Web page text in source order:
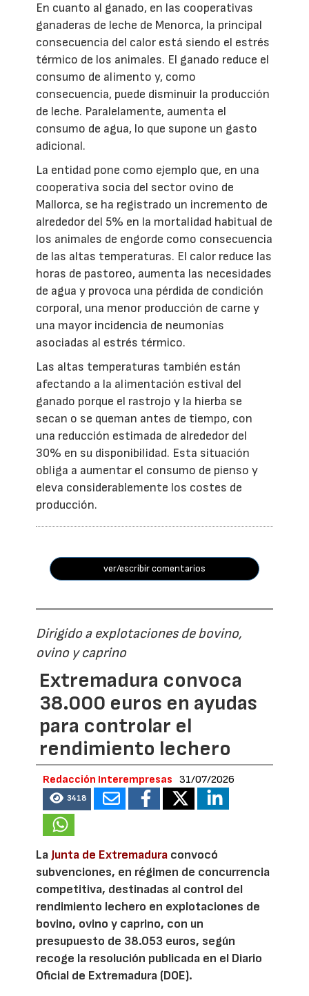
En cuanto al ganado, en las cooperativas
ganaderas de leche de Menorca, la principal
consecuencia del calor está siendo el estrés
térmico de los animales. El ganado reduce el
consumo de alimento y, como
consecuencia, puede disminuir la producción
de leche. Paralelamente, aumenta el
consumo de agua, lo que supone un gasto
adicional.
La entidad pone como ejemplo que, en una
cooperativa socia del sector ovino de
Mallorca, se ha registrado un incremento de
alrededor del 5% en la mortalidad habitual de
los animales de engorde como consecuencia
de las altas temperaturas. El calor reduce las
horas de pastoreo, aumenta las necesidades
de agua y provoca una pérdida de condición
corporal, una menor producción de carne y
una mayor incidencia de neumonías
asociadas al estrés térmico.
Las altas temperaturas también están
afectando a la alimentación estival del
ganado porque el rastrojo y la hierba se
secan o se queman antes de tiempo, con
una reducción estimada de alrededor del
30% en su disponibilidad. Esta situación
obliga a aumentar el consumo de pienso y
eleva considerablemente los costes de
producción.
ver/escribir comentarios
Dirigido a explotaciones de bovino,
ovino y caprino
Extremadura convoca
38.000 euros en ayudas
para controlar el
rendimiento lechero
Redacción Interempresas 31/07/2026
3418
La Junta de Extremadura convocó
subvenciones, en régimen de concurrencia
competitiva, destinadas al control del
rendimiento lechero en explotaciones de
bovino, ovino y caprino, con un
presupuesto de 38.053 euros, según
recoge la resolución publicada en el Diario
Oficial de Extremadura (DOE).